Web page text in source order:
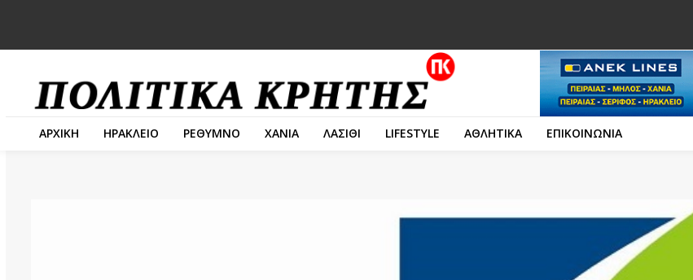
ΑΡΧΙΚΗ ΗΡΑΚΛΕΙΟ ΡΕΘΥΜΝΟ ΧΑΝΙΑ ΛΑΣΙΘΙ LIFESTYLE ΑΘΛΗΤΙΚΑ ΕΠΙΚΟΙΝΩΝΙΑ